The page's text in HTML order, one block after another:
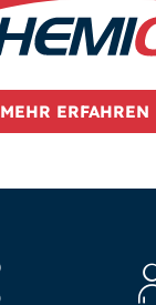
MEHR ERFAHREN